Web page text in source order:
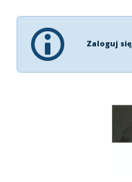
Zaloguj się